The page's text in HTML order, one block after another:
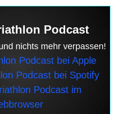
Podcast
nichts mehr verpassen!